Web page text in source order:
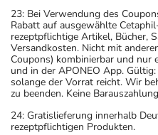
23: Bei Verwendung des
Rabatt auf ausgewählte
rezeptpflichtige Artikel, Bücher,
Versandkosten. Nicht mit
Coupons) kombinierbar und nur
und in der APONEO App.
solange der Vorrat reicht. Wir
zu beenden. Keine
24: Gratislieferung innerhalb
rezeptpflichtigen Produkten.